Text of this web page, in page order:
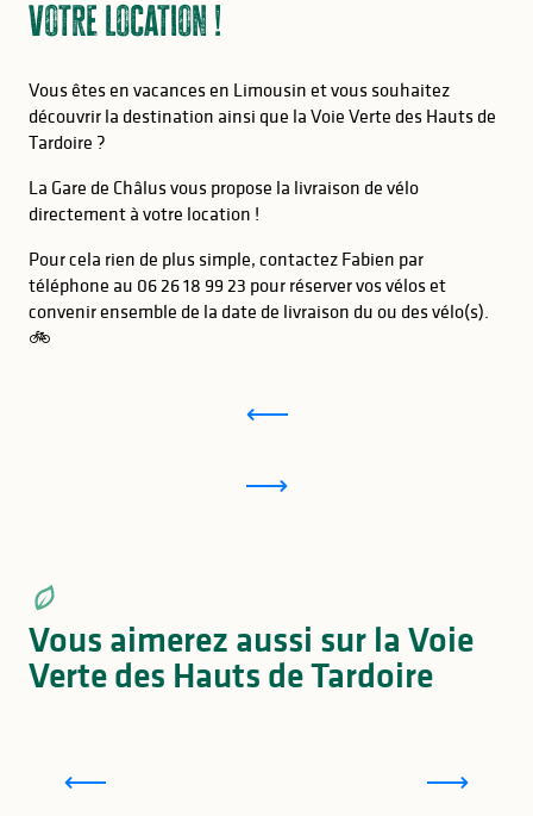
votre location !
Vous êtes en vacances en Limousin et vous souhaitez
découvrir la destination ainsi que la Voie Verte des Hauts de
Tardoire ?
La Gare de Châlus vous propose la livraison de vélo
directement à votre location !
Pour cela rien de plus simple, contactez Fabien par
téléphone au 06 26 18 99 23 pour réserver vos vélos et
convenir ensemble de la date de livraison du ou des vélo(s).
🚲
Vous aimerez aussi sur la Voie
Verte des Hauts de Tardoire